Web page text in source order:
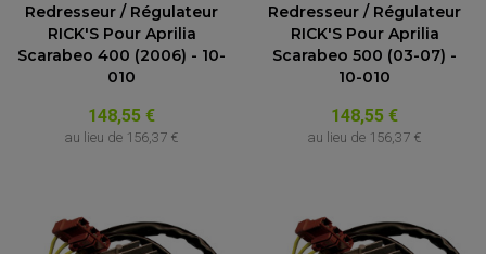
Redresseur / Régulateur
RICK'S Pour Aprilia
Scarabeo 400 (2006) - 10-
010
148,55 €
au lieu de 156,37 €
Redresseur / Régulateur
RICK'S Pour Aprilia
Scarabeo 500 (03-07) -
10-010
148,55 €
au lieu de 156,37 €